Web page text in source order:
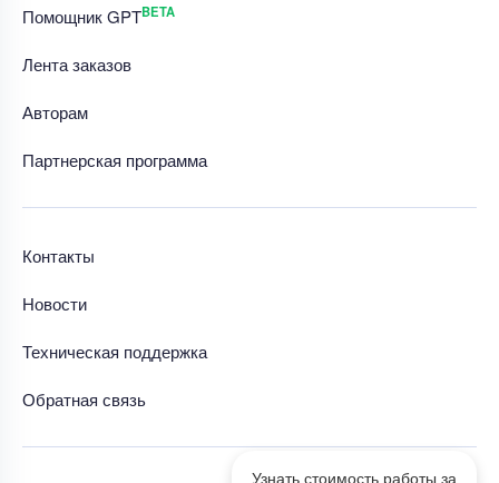
Узнать стоимость работы за
Помощник GPTBETA
Лента заказов
Авторам
Партнерская программа
Контакты
Новости
Техническая поддержка
Обратная связь